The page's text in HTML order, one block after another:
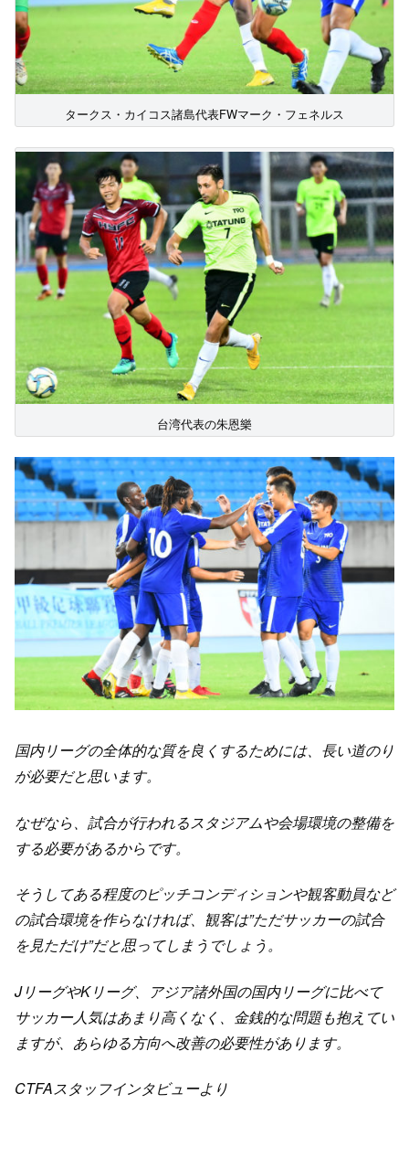
タークス・カイコス諸島代表FWマーク・フェネルス
台湾代表の朱恩樂
国内リーグの全体的な質を良くするためには、長い道のり
が必要だと思います。
なぜなら、試合が行われるスタジアムや会場環境の整備を
する必要があるからです。
そうしてある程度のピッチコンディションや観客動員など
の試合環境を作らなければ、観客は”ただサッカーの試合
を見ただけ”だと思ってしまうでしょう。
JリーグやKリーグ、アジア諸外国の国内リーグに比べて
サッカー人気はあまり高くなく、金銭的な問題も抱えてい
ますが、あらゆる方向へ改善の必要性があります。
CTFAスタッフインタビューより